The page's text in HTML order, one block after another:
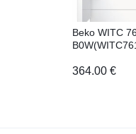
Beko WITC
364.00 €